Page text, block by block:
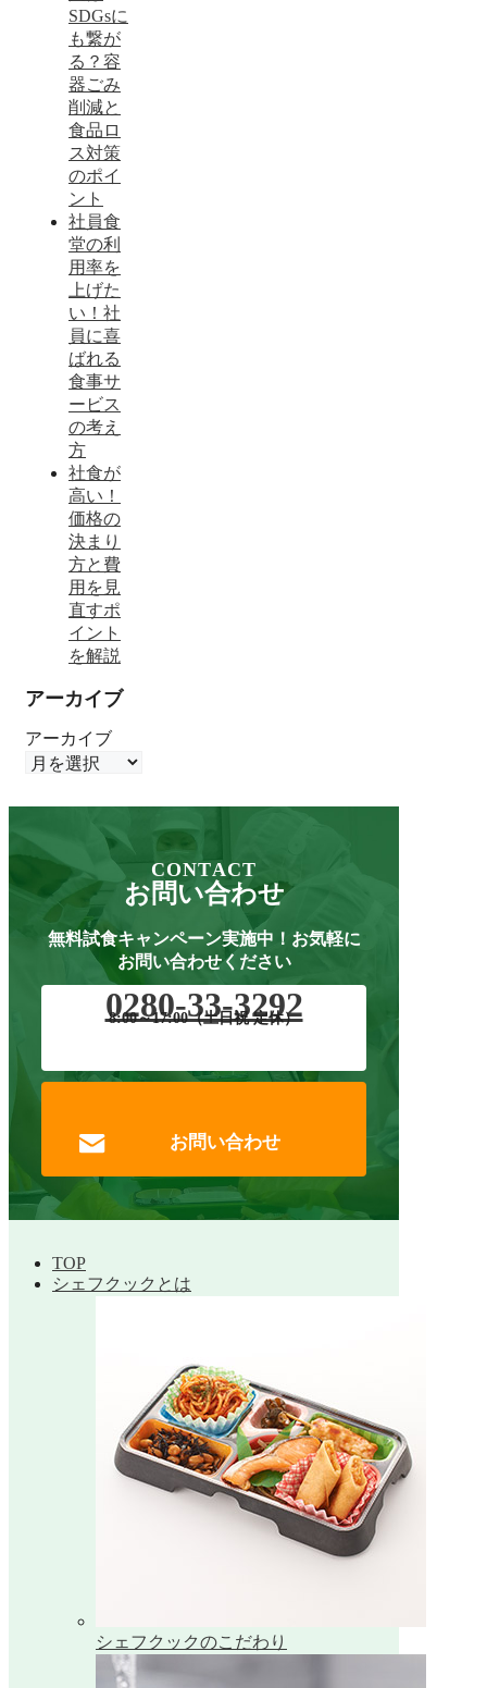
SDGsに
も繋が
る？容
器ごみ
削減と
食品ロ
ス対策
のポイ
ント
社員食
堂の利
用率を
上げた
い！社
員に喜
ばれる
食事サ
ービス
の考え
方
社食が
高い！
価格の
決まり
方と費
用を見
直すポ
イント
を解説
アーカイブ
アーカイブ
CONTACT
お問い合わせ
無料試食キャンペーン実施中！ お気軽に
お問い合わせください
0280-33-3292
8:00～17:00（土日祝 定休）
お問い合わせ
TOP
シェフクックとは
シェフクックのこだわり